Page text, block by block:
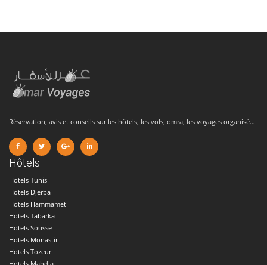
Réservation, avis et conseils sur les hôtels, les vols, omra, les voyages organisé…
Hôtels
Hotels Tunis
Hotels Djerba
Hotels Hammamet
Hotels Tabarka
Hotels Sousse
Hotels Monastir
Hotels Tozeur